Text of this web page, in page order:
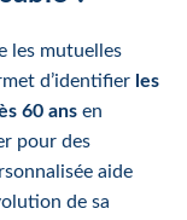
les mutuelles
d’identifier les
60 ans en
pour des
aide
de sa